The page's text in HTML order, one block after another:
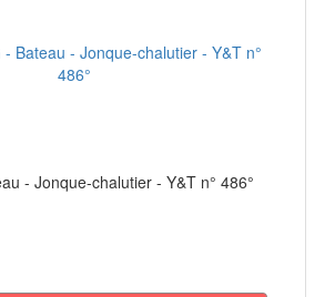
- Jonque-chalutier - Y&T n° 486°